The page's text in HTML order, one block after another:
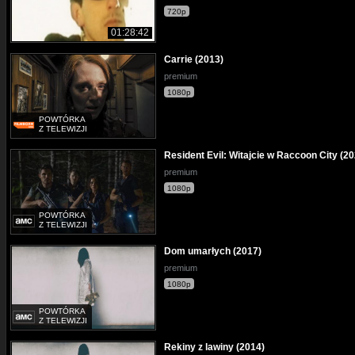
01:28:42
720p
POWTÓRKA
Z TELEWIZJI
Carrie (2013)
premium
1080p
POWTÓRKA
Z TELEWIZJI
Resident Evil: Witajcie w Raccoon City
premium
1080p
POWTÓRKA
Z TELEWIZJI
Dom umarłych (2017)
premium
1080p
Rekiny z lawiny (2014)